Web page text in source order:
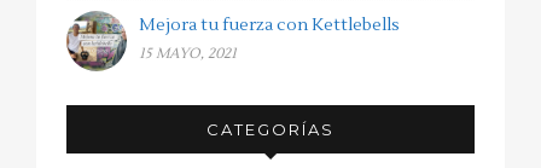
Mejora tu fuerza con Kettlebells
15 MAYO, 2021
CATEGORÍAS